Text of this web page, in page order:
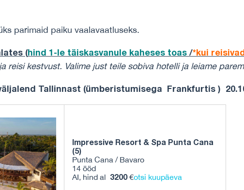
parimaid paiku vaalavaatluseks.
(hind 1-le täiskasvanule kaheses toas /*kui
reisi kestvust. Valime just teile sobiva hotelli ja leiame
Tallinnast (ümberistumisega Frankfurtis )
Impressive Resort & Spa Punta Cana
(5)
Punta Cana / Bavaro
14 ööd
AI, hind al 3200€otsi kuupäeva